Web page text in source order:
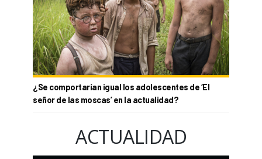
¿Se comportarían igual los adolescentes de ‘El
señor de las moscas’ en la actualidad?
ACTUALIDAD